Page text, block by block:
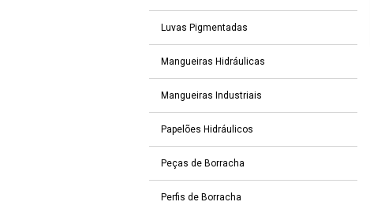
Luvas Pigmentadas
Mangueiras Hidráulicas
Mangueiras Industriais
Papelões Hidráulicos
Peças de Borracha
Perfis de Borracha